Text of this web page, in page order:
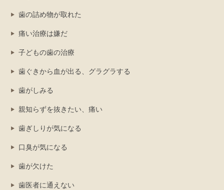
歯の詰め物が取れた
痛い治療は嫌だ
子どもの歯の治療
歯ぐきから血が出る、グラグラする
歯がしみる
親知らずを抜きたい、痛い
歯ぎしりが気になる
口臭が気になる
歯が欠けた
歯医者に通えない